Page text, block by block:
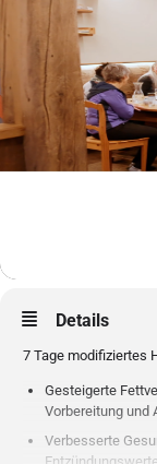
Details
7 Tage modifiziertes
Gesteigerte
Vorbereitung und
Verbesserte